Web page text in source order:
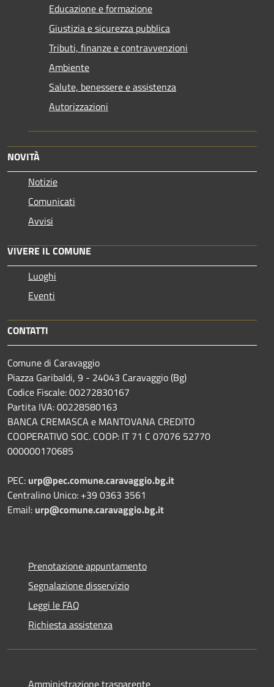
Educazione e formazione
Giustizia e sicurezza pubblica
Tributi, finanze e contravvenzioni
Ambiente
Salute, benessere e assistenza
Autorizzazioni
NOVITÀ
Notizie
Comunicati
Avvisi
VIVERE IL COMUNE
Luoghi
Eventi
CONTATTI
Comune di Caravaggio
Piazza Garibaldi, 9 - 24043 Caravaggio (Bg)
Codice Fiscale: 00272830167
Partita IVA: 00228580163
BANCA CREMASCA e MANTOVANA CREDITO
COOPERATIVO SOC. COOP: IT 71 C 07076 52770
000000170685
PEC: urp@pec.comune.caravaggio.bg.it
Centralino Unico: +39 0363 3561
Email: urp@comune.caravaggio.bg.it
Prenotazione appuntamento
Segnalazione disservizio
Leggi le FAQ
Richiesta assistenza
Amministrazione trasparente